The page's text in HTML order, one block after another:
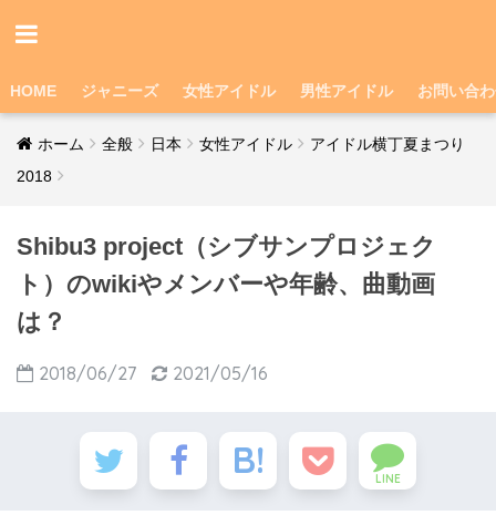
HOME ジャニーズ 女性アイドル 男性アイドル お問い合
ホーム 全般 日本 女性アイドル
アイドル横丁夏まつり
2018
Shibu3 project（シブサンプロジェク
ト）のwikiやメンバーや年齢、曲動画
は？
2018/06/27 2021/05/16
LINE